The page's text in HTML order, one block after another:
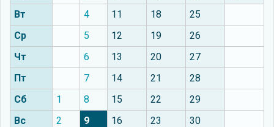
Вт
4 11 18
25
Ср
5 12 19
26
Чт
6 13 20
27
Пт
7 14 21
28
Сб
1 8 15 22
29
Вс
2 9 16 23 30